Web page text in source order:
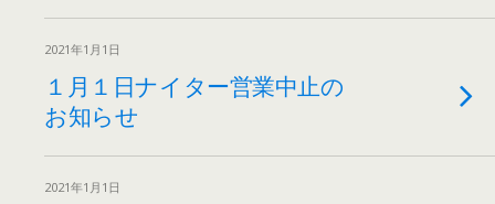
2021年1月1日
１月１日ナイター営業中止の
お知らせ
2021年1月1日